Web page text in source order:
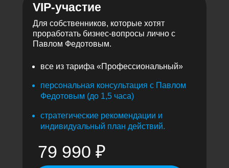
VIP-участие
79 990 ₽
стратегические рекомендации и
индивидуальный план действий.
персональная консультация с Павлом
Федотовым (до 1,5 часа)
все из тарифа «Профессиональный»
Для собственников, которые хотят
проработать бизнес-вопросы лично с
Павлом Федотовым.